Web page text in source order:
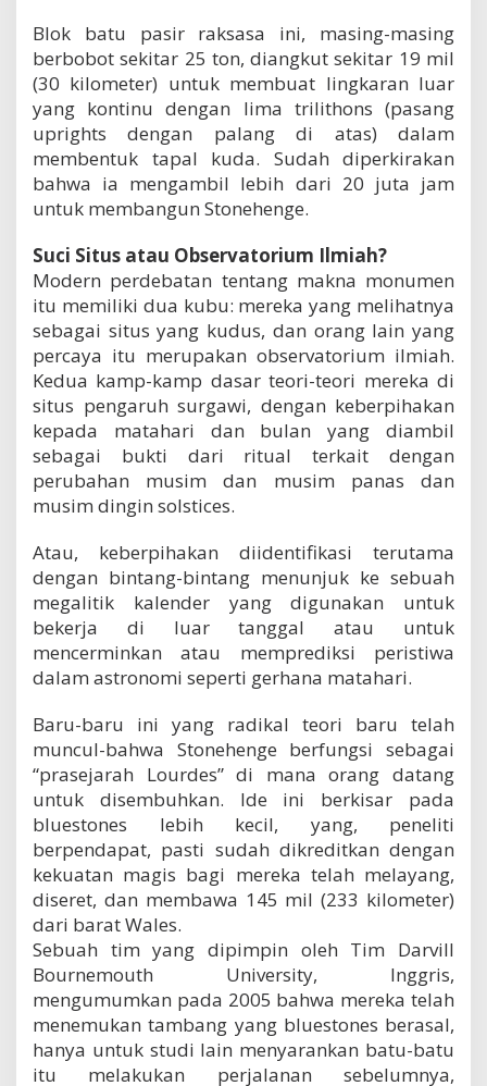
Blok batu pasir raksasa ini, masing-masing
berbobot sekitar 25 ton, diangkut sekitar 19 mil
(30 kilometer) untuk membuat lingkaran luar
yang kontinu dengan lima trilithons (pasang
uprights dengan palang di atas) dalam
membentuk tapal kuda. Sudah diperkirakan
bahwa ia mengambil lebih dari 20 juta jam
untuk membangun Stonehenge.
Suci Situs atau Observatorium Ilmiah?
Modern perdebatan tentang makna monumen
itu memiliki dua kubu: mereka yang melihatnya
sebagai situs yang kudus, dan orang lain yang
percaya itu merupakan observatorium ilmiah.
Kedua kamp-kamp dasar teori-teori mereka di
situs pengaruh surgawi, dengan keberpihakan
kepada matahari dan bulan yang diambil
sebagai bukti dari ritual terkait dengan
perubahan musim dan musim panas dan
musim dingin solstices.
Atau, keberpihakan diidentifikasi terutama
dengan bintang-bintang menunjuk ke sebuah
megalitik kalender yang digunakan untuk
bekerja di luar tanggal atau untuk
mencerminkan atau memprediksi peristiwa
dalam astronomi seperti gerhana matahari.
Baru-baru ini yang radikal teori baru telah
muncul-bahwa Stonehenge berfungsi sebagai
“prasejarah Lourdes” di mana orang datang
untuk disembuhkan. Ide ini berkisar pada
bluestones lebih kecil, yang, peneliti
berpendapat, pasti sudah dikreditkan dengan
kekuatan magis bagi mereka telah melayang,
diseret, dan membawa 145 mil (233 kilometer)
dari barat Wales.
Sebuah tim yang dipimpin oleh Tim Darvill
Bournemouth University, Inggris,
mengumumkan pada 2005 bahwa mereka telah
menemukan tambang yang bluestones berasal,
hanya untuk studi lain menyarankan batu-batu
itu melakukan perjalanan sebelumnya,